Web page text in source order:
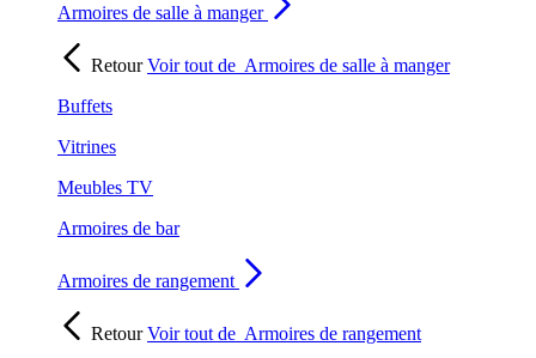
Armoires de salle à manger
RetourVoir tout de Armoires de salle à manger
Buffets
Vitrines
Meubles TV
Armoires de bar
Armoires de rangement
RetourVoir tout de Armoires de rangement